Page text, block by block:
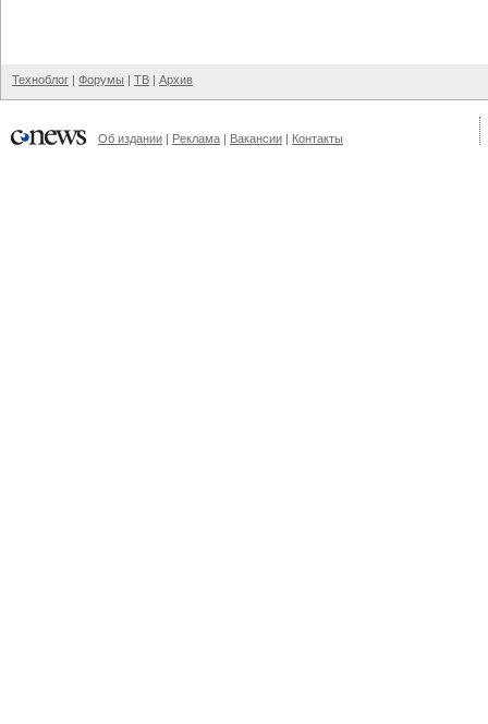
Техноблог | Форумы | ТВ | Архив
Об издании | Реклама | Вакансии | Контакты